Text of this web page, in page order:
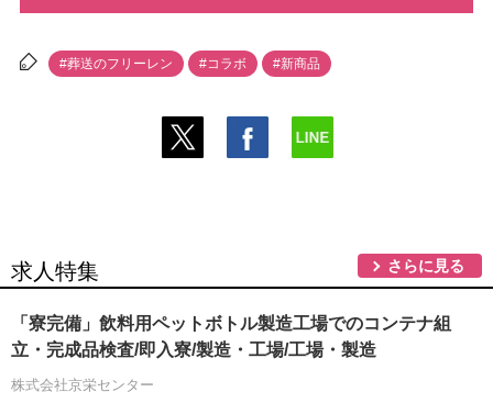
#葬送のフリーレン #コラボ #新商品
求人特集 さらに見る
「寮完備」飲料用ペットボトル製造工場でのコンテナ組
立・完成品検査/即入寮/製造・工場/工場・製造
株式会社京栄センター